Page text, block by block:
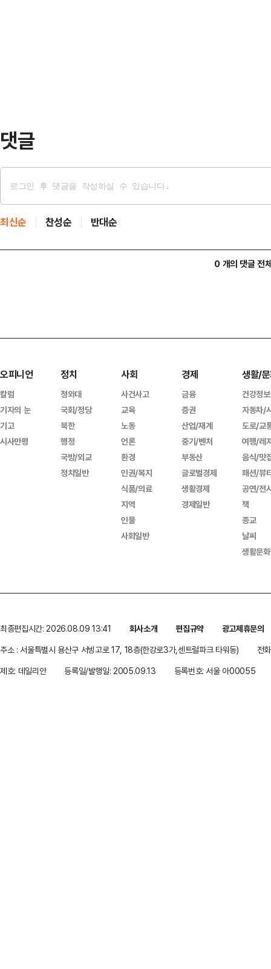
댓글
최신순 찬성순 반대순
0 개의 댓글 전
오피니언
칼럼
기자의 눈
기고
시사만평
정치
청와대
국회/정당
북한
행정
국방/외교
정치일반
사회
사건사고
교육
노동
언론
환경
인권/복지
식품/의료
지역
인물
사회일반
경제
금융
증권
산업/재계
중기/벤처
부동산
글로벌경제
생활경제
경제일반
생활/
건강정보
자동차/
도로/교
여행/레
음식/맛
패션/뷰
공연/전
책
종교
날씨
생활문
최종편집시간: 2026.08.09 13:41 회사소개 편집규약
광고제휴문의
주소 : 서울특별시 용산구 서빙고로 17, 18층(한강로3가,센트럴파크 타워동)
전
제호: 데일리안
등록일/발행일: 2005.09.13 등록번호: 서울 아00055